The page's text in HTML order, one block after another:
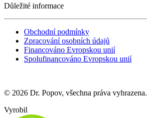
Důležité informace
Obchodní podmínky
Zpracování osobních údajů
Financováno Evropskou unií
Spolufinancováno Evropskou unií
© 2026 Dr. Popov, všechna práva vyhrazena.
Vyrobil